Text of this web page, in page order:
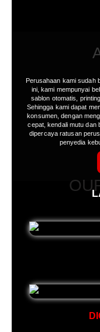
Perusahaan kami sudah
ini, kami mempunyai
sablon otomatis,
Sehingga kami dapat
konsumen, dengan
cepat, kendali mutu dan
dipercaya ratusan
penyedia